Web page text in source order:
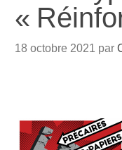
«
18 octobre 2021 par